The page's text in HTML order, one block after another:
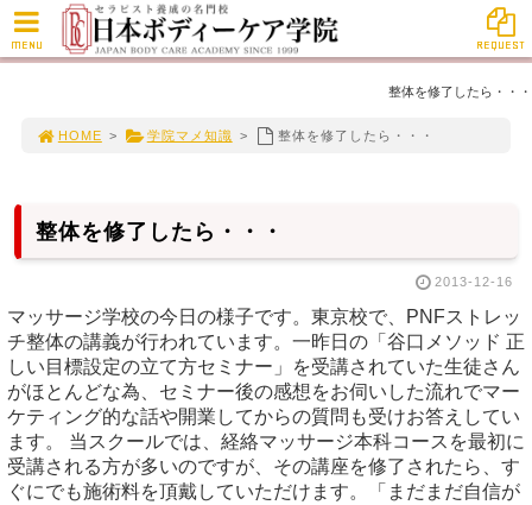
整体を修了したら・・・
HOME > 学院マメ知識 > 整体を修了したら・・・
整体を修了したら・・・
2013-12-16
マッサージ学校の今日の様子です。東京校で、PNFストレッ
チ整体の講義が行われています。一昨日の「谷口メソッド 正
しい目標設定の立て方セミナー」を受講されていた生徒さん
がほとんどな為、セミナー後の感想をお伺いした流れでマー
ケティング的な話や開業してからの質問も受けお答えしてい
ます。 当スクールでは、経絡マッサージ本科コースを最初に
受講される方が多いのですが、その講座を修了されたら、す
ぐにでも施術料を頂戴していただけます。「まだまだ自信が
MENU REQUEST